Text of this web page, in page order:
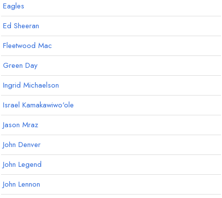
Eagles
Ed Sheeran
Fleetwood Mac
Green Day
Ingrid Michaelson
Israel Kamakawiwo'ole
Jason Mraz
John Denver
John Legend
John Lennon